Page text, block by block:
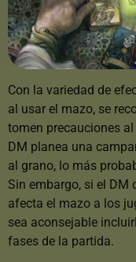
Con la variedad de
al usar el mazo, se
tomen precauciones
DM planea una
al grano, lo más
Sin embargo, si el DM
afecta el mazo a los
sea aconsejable
fases de la partida.